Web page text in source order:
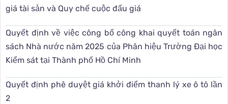
giá tài sản và Quy chế cuộc đấu giá
Quyết định về việc công bố công khai quyết toán ngân
sách Nhà nước năm 2025 của Phân hiệu Trường Đại học
Kiểm sát tại Thành phố Hồ Chí Minh
Quyết định phê duyệt giá khởi điểm thanh lý xe ô tô lần
2